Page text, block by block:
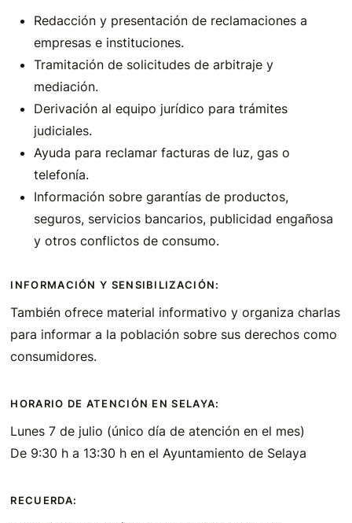
Redacción y presentación de reclamaciones a
empresas e instituciones.
Tramitación de solicitudes de arbitraje y
mediación.
Derivación al equipo jurídico para trámites
judiciales.
Ayuda para reclamar facturas de luz, gas o
telefonía.
Información sobre garantías de productos,
seguros, servicios bancarios, publicidad engañosa
y otros conflictos de consumo.
INFORMACIÓN Y SENSIBILIZACIÓN:
También ofrece material informativo y organiza charlas
para informar a la población sobre sus derechos como
consumidores.
HORARIO DE ATENCIÓN EN SELAYA:
Lunes 7 de julio (único día de atención en el mes)
De 9:30 h a 13:30 h en el Ayuntamiento de Selaya
RECUERDA: